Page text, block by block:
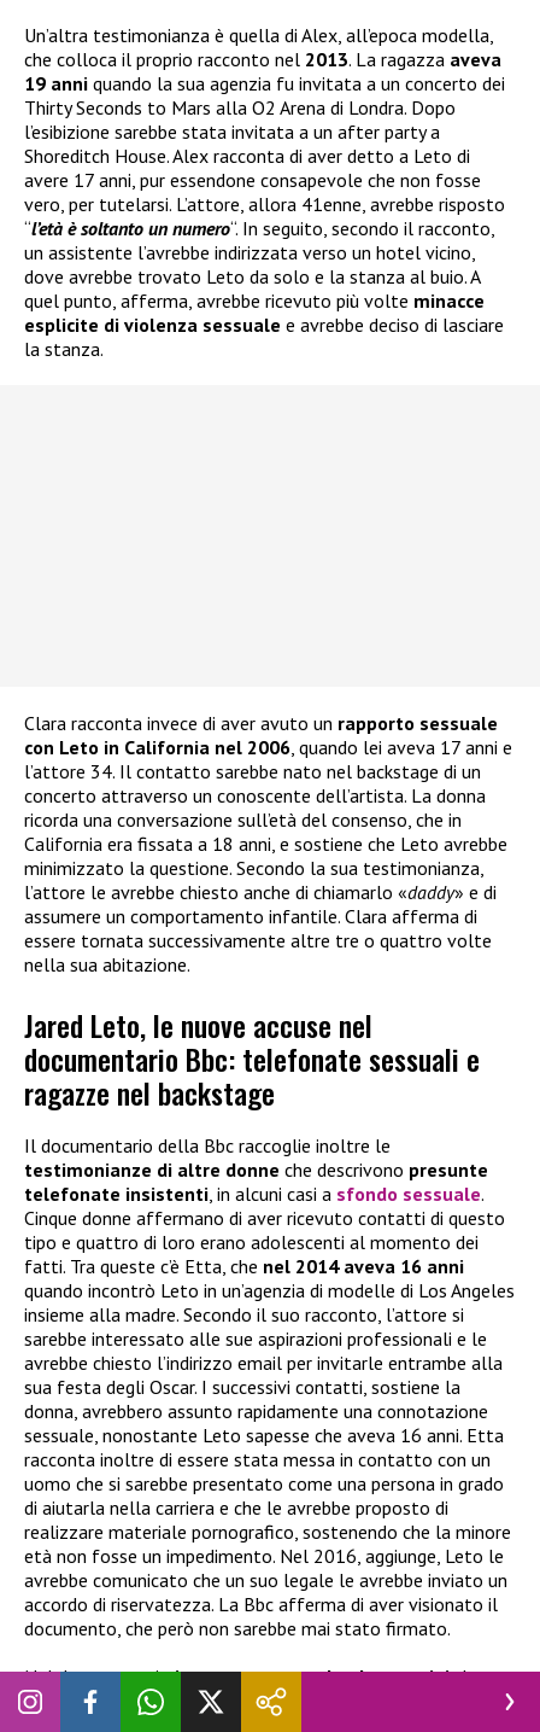
Un’altra testimonianza è quella di Alex, all’epoca modella,
che colloca il proprio racconto nel 2013. La ragazza aveva
19 anni quando la sua agenzia fu invitata a un concerto dei
Thirty Seconds to Mars alla O2 Arena di Londra. Dopo
l’esibizione sarebbe stata invitata a un after party a
Shoreditch House. Alex racconta di aver detto a Leto di
avere 17 anni, pur essendone consapevole che non fosse
vero, per tutelarsi. L’attore, allora 41enne, avrebbe risposto
“l’età è soltanto un numero“. In seguito, secondo il racconto,
un assistente l’avrebbe indirizzata verso un hotel vicino,
dove avrebbe trovato Leto da solo e la stanza al buio. A
quel punto, afferma, avrebbe ricevuto più volte minacce
esplicite di violenza sessuale e avrebbe deciso di lasciare
la stanza.
Clara racconta invece di aver avuto un rapporto sessuale
con Leto in California nel 2006 , quando lei aveva 17 anni e
l’attore 34. Il contatto sarebbe nato nel backstage di un
concerto attraverso un conoscente dell’artista. La donna
ricorda una conversazione sull’età del consenso, che in
California era fissata a 18 anni, e sostiene che Leto avrebbe
minimizzato la questione. Secondo la sua testimonianza,
l’attore le avrebbe chiesto anche di chiamarlo «daddy» e di
assumere un comportamento infantile. Clara afferma di
essere tornata successivamente altre tre o quattro volte
nella sua abitazione.
Jared Leto, le nuove accuse nel
documentario Bbc: telefonate sessuali e
ragazze nel backstage
Il documentario della Bbc raccoglie inoltre le
testimonianze di altre donne che descrivono presunte
telefonate insistenti, in alcuni casi a sfondo sessuale.
Cinque donne affermano di aver ricevuto contatti di questo
tipo e quattro di loro erano adolescenti al momento dei
fatti. Tra queste c’è Etta, che nel 2014 aveva 16 anni
quando incontrò Leto in un’agenzia di modelle di Los Angeles
insieme alla madre. Secondo il suo racconto, l’attore si
sarebbe interessato alle sue aspirazioni professionali e le
avrebbe chiesto l’indirizzo email per invitarle entrambe alla
sua festa degli Oscar. I successivi contatti, sostiene la
donna, avrebbero assunto rapidamente una connotazione
sessuale, nonostante Leto sapesse che aveva 16 anni. Etta
racconta inoltre di essere stata messa in contatto con un
uomo che si sarebbe presentato come una persona in grado
di aiutarla nella carriera e che le avrebbe proposto di
realizzare materiale pornografico, sostenendo che la minore
età non fosse un impedimento. Nel 2016, aggiunge, Leto le
avrebbe comunicato che un suo legale le avrebbe inviato un
accordo di riservatezza. La Bbc afferma di aver visionato il
documento, che però non sarebbe mai stato firmato.
Nel documentariointervengono anche due uominiche
hanno lavorato per lungo tempo con i Thirty Seconds to